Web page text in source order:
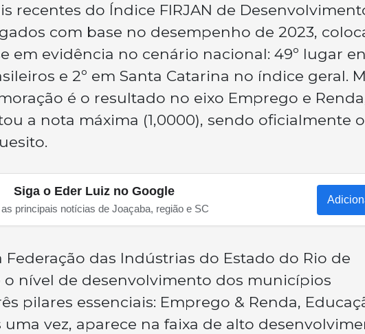
recentes do Índice FIRJAN de
com base no desempenho de 2023,
em evidência no cenário nacional: 49º lugar
e 2º em Santa Catarina no índice geral.
é o resultado no eixo Emprego e
a nota máxima (1,0000), sendo oficialmente o
Siga o Eder Luiz no Google
as principais notícias de Joaçaba, região e SC
Federação das Indústrias do Estado do Rio de
o nível de desenvolvimento dos municípios
pilares essenciais: Emprego & Renda,
uma vez, aparece na faixa de alto